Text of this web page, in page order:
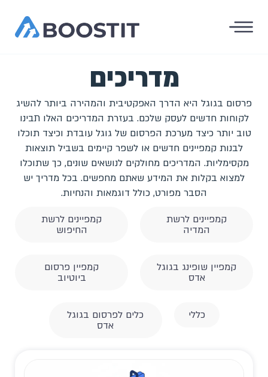
מדריכים
פרסום בגוגל היא הדרך האפקטיבית והמהירה ביותר להשיג
לקוחות חדשים לעסק שלכם. בעזרת המדריכים האלו תבינו
טוב יותר כיצד מערכת הפרסום של גוגל עובדת וכיצד תוכלו
לבנות קמפיינים חדשים או לשפר קיימים בשביל תוצאות
מקסימליות. המדריכים מחולקים לנושאים שונים, כך שתוכלו
למצוא בקלות את המידע שאתם מחפשים. בכל מדריך יש
הסבר מפורט, כולל דוגמאות והנחיות.
קמפיינים לרשת
המדיה
קמפיינים לרשת
החיפוש
קמפיין שופינג בגוגל
אדס
קמפיין פרסום
ביוטיוב
כללי
כלים לפרסום בגוגל
אדס